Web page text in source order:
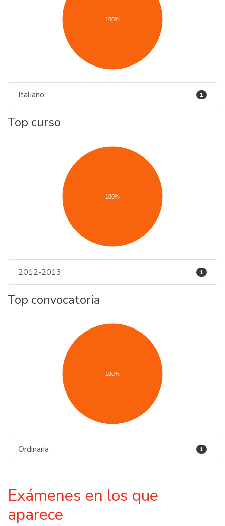
100%
Italiano 1
Top curso
100%
2012-2013 1
Top convocatoria
100%
Ordinaria 1
Exámenes en los que
aparece